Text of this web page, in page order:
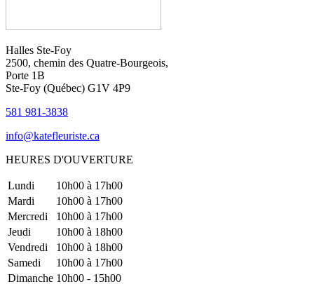
Halles Ste-Foy
2500, chemin des Quatre-Bourgeois,
Porte 1B
Ste-Foy (Québec)​​ G1V 4P9
581 981-3838
info@katefleuriste.ca
HEURES D'OUVERTURE
Lundi
10h00 à 17h00
Mardi
10h00 à 17h00
Mercredi
10h00 à 17h00
Jeudi
10h00 à 18h00
Vendredi
10h00 à 18h00
Samedi
10h00 à 17h00
Dimanche 10h00 - 15h00